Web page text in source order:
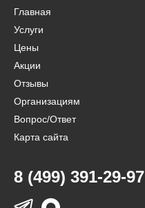
Главная
Услуги
Цены
Акции
Отзывы
Организациям
Вопрос/Ответ
Карта сайта
8 (499) 391-29-97